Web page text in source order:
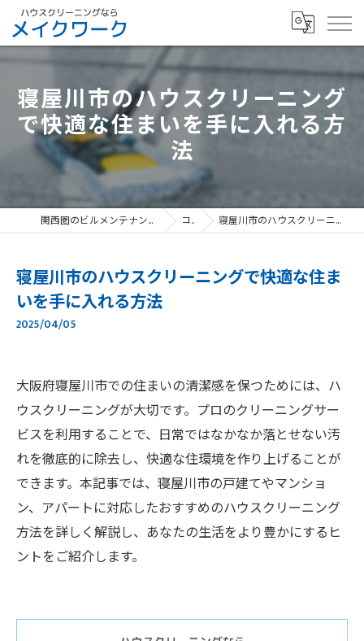
寝屋川市のハウスクリーニング
で快適な住まいを手に入れる方
法
関西圏のビルメンテナンスなら、寝屋川市のメイクワーク コラム 寝屋川市のハウスクリーニングで快適な住まいを手に入れる方法
寝屋川市のハウスクリーニングで快適な住ま
いを手に入れる方法
2025/04/05
大阪府寝屋川市での住まいの清潔感を保つためには、ハ
ウスクリーニングが大切です。プロのクリーニングサー
ビスを利用することで、日常ではなかなか落とせない汚
れを徹底的に除去し、快適な住環境を作り上げることが
できます。本記事では、寝屋川市の戸建てやマンショ
ン、アパートに対応したおすすめのハウスクリーニング
方法を詳しく解説し、あなたの生活をより豊かにするヒ
ントをご紹介します。